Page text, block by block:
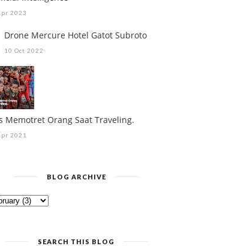
2023
Drone Mercure Hotel Gatot Subroto
10 Oct 2022
Memotret Orang Saat Traveling.
2021
BLOG ARCHIVE
SEARCH THIS BLOG